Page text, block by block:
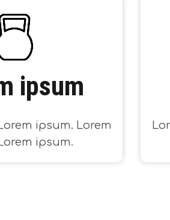
ipsum
ipsum. Lorem
ipsum.